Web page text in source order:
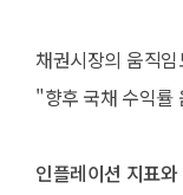
채권시장의 움직
"향후 국채 수익률
인플레이션 지표